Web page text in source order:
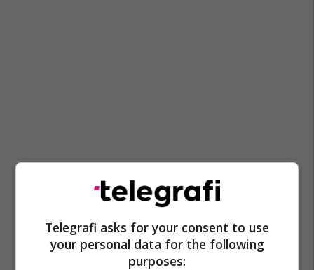
Telegrafi asks for your consent to use
your personal data for the following
purposes: